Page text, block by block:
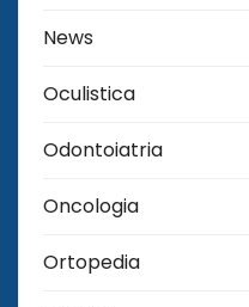
News
Oculistica
Odontoiatria
Oncologia
Ortopedia